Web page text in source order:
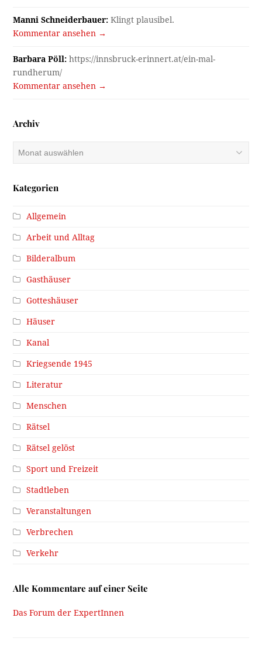
Manni Schneiderbauer: Klingt plausibel.
Kommentar ansehen →
Barbara Pöll: https://innsbruck-erinnert.at/ein-mal-
rundherum/
Kommentar ansehen →
Archiv
Archiv
Kategorien
Allgemein
Arbeit und Alltag
Bilderalbum
Gasthäuser
Gotteshäuser
Häuser
Kanal
Kriegsende 1945
Literatur
Menschen
Rätsel
Rätsel gelöst
Sport und Freizeit
Stadtleben
Veranstaltungen
Verbrechen
Verkehr
Alle Kommentare auf einer Seite
Das Forum der ExpertInnen